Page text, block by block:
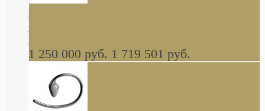
стиле барокко, из массива дерева, светло
коричневый матовый окрас + серебро
1 250 000 руб. 1 719 501 руб.